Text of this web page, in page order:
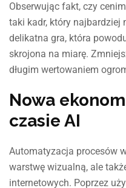
Obserwując fakt, czy
taki kadr, który najbardziej
delikatna gra, która
skrojona na miarę.
długim wertowaniem
Nowa
czasie AI
Automatyzacja procesów
warstwę wizualną, ale
internetowych. Poprzez